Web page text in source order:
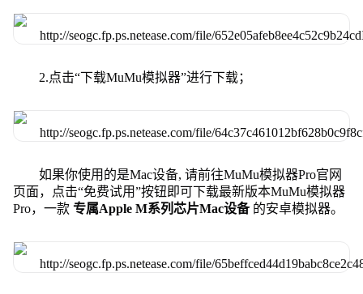
2.点击“下载MuMu模拟器”进行下载；
如果你使用的是Mac设备, 请前往MuMu模拟器Pro官网
页面，点击“免费试用”按钮即可下载最新版本MuMu模拟器
Pro，一款 专属Apple M系列芯片Mac设备 的安卓模拟器。